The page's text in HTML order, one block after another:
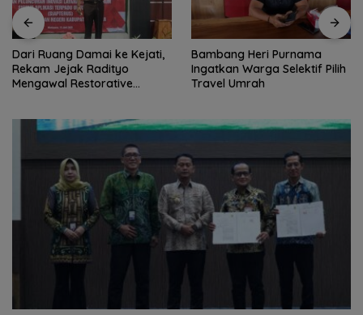
Dari Ruang Damai ke Kejati,
Rekam Jejak Radityo
Mengawal Restorative
Bambang Heri Purnama
Ingatkan Warga Selektif Pilih
Travel Umrah